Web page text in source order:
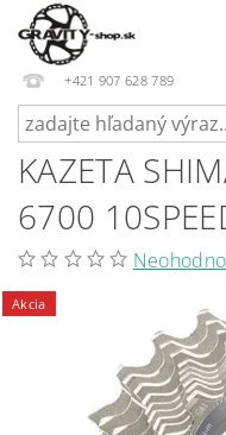
+421 907 628 789
KAZETA
6700
Akcia